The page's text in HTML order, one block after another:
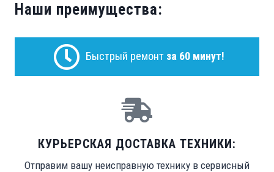
Наши преимущества:
Быстрый ремонт за 60 минут!
КУРЬЕРСКАЯ ДОСТАВКА ТЕХНИКИ:
Отправим вашу неисправную технику в сервисный